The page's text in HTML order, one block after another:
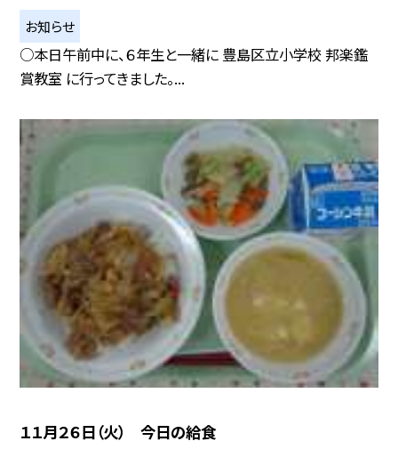
お知らせ
○本日午前中に、６年生と一緒に 豊島区立小学校 邦楽鑑
賞教室 に行ってきました。...
１１月２６日（火） 今日の給食